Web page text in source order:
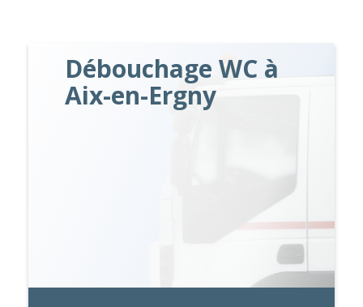
Débouchage WC à
Aix-en-Ergny